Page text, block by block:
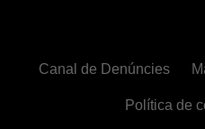
Canal de Denúncies
Política de